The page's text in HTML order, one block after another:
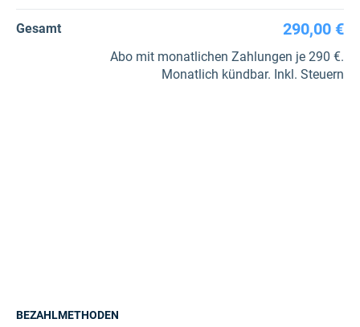
Gesamt 290,00 €
Abo mit monatlichen Zahlungen je 290 €.
Monatlich kündbar. Inkl. Steuern
BEZAHLMETHODEN